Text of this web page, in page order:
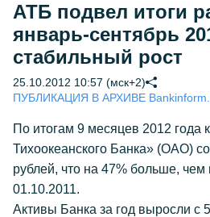
АТБ подвел итоги
январь-сентябрь
стабильный рост
25.10.2012 10:57 (мск+2)
ПУБЛИКАЦИЯ В АРХИВЕ
По итогам 9 месяцев 2012 года
Тихоокеанского Банка» (ОАО)
рублей, что на 47% больше, чем
01.10.2011.
Активы Банка за год выросли с